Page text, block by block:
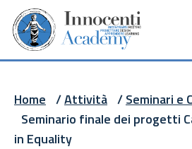
Skip
main
Home /Attività /Seminari e
Seminario finale dei progetti
in Equality